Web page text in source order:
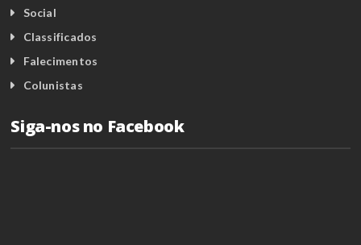
Social
Classificados
Falecimentos
Colunistas
Siga-nos no Facebook